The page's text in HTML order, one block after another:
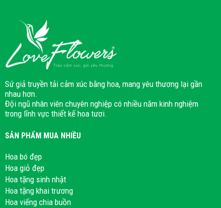
Sứ giả truyền tải cảm xúc bằng hoa, mang yêu thương lại gần
nhau hơn.
Đội ngũ nhân viên chuyên nghiệp có nhiều năm kinh nghiệm
trong lĩnh vực thiết kế hoa tươi.
SẢN PHẨM MUA NHIỀU
Hoa bó đẹp
Hoa giỏ đẹp
Hoa tặng sinh nhật
Hoa tặng khai trương
Hoa viếng chia buồn